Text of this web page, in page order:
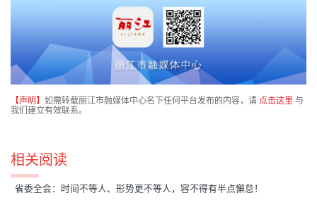
【声明】 如需转载丽江市融媒体中心名下任何平台发布的内容，请 点击这里 与
我们建立有效联系。
相关阅读
省委全会：时间不等人、形势更不等人，容不得有半点懈怠！